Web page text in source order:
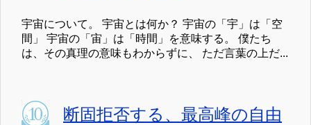
宇宙について。 宇宙とは何か？ 宇宙の「宇」は「空
間」 宇宙の「宙」は「時間」を意味する。 僕たち
は、その真理の意味もわからずに、 ただ言葉の上だ...
断固拒否する、最高峰の自由